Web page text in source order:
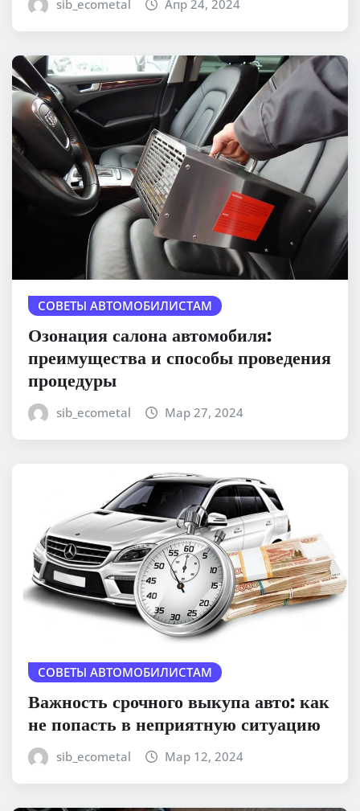
sib_ecometal Апр 24, 2024
СОВЕТЫ АВТОМОБИЛИСТАМ
Озонация салона автомобиля:
преимущества и способы проведения
процедуры
sib_ecometal Мар 27, 2024
СОВЕТЫ АВТОМОБИЛИСТАМ
Важность срочного выкупа авто: как
не попасть в неприятную ситуацию
sib_ecometal Мар 12, 2024